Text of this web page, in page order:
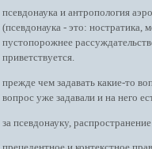
псевдонаука и антропология
(псевдонаука - это: ностратика,
пустопорожнее
приветствуется.
прежде чем задавать какие-то
вопрос уже задавали и на него
за псевдонауку,